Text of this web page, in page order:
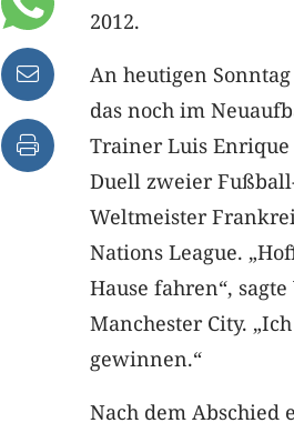
2012.
An heutigen
das noch im
Trainer Luis
Duell zweier
Weltmeister
Nations League.
Hause fahren“,
Manchester City.
gewinnen.“
Nach dem Abschied